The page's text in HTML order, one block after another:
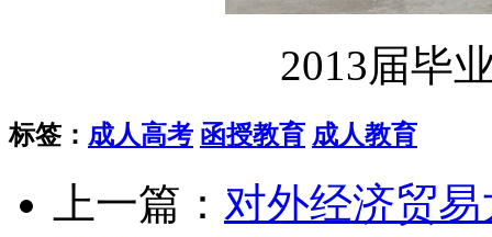
2013届毕
标签： 成人高考 函授教育 成人教育
上一篇： 对外经济贸